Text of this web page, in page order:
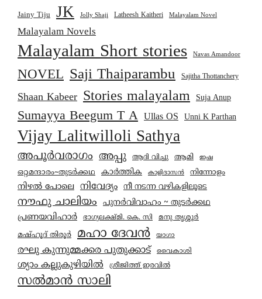
Jainy Tiju JK Jolly Shaji Latheesh Kaitheri Malayalam Novel
Malayalam Novels
Malayalam Short stories Navas Amandoor
NOVEL Saji Thaiparambu Sajitha Thottanchery
Shaan Kabeer Stories malayalam Suja Anup
Sumayya Beegum T A Ullas OS Unni K Parthan
Vijay Lalitwilloli Sathya
അപൂർവരാഗം അപ്പു ആദി വിച്ചു ആമി ഇഷ
ഒറ്റമന്ദാരം~തുടർക്കഥ കാര്‍ത്തിക കാളിദാസൻ നിന്നോളം
നിഴൽ പോലെ നിവേദ്യം നീ നടന്ന വഴികളിലൂടെ
നൗഫു ചാലിയം പുനർവിവാഹം ~ തുടർക്കഥ
പ്രണയവിഹാർ ഭാഗ്യലക്ഷ്മി. കെ. സി
മനു തൃശ്ശൂർ
മഷ്ഹൂദ് തിരൂർ
മഹാ ദേവൻ യാഗാ
രഘു കുന്നുമ്മക്കര പുതുക്കാട് വൈകാശി
ശ്യാം കല്ലുകുഴിയിൽ ശ്രീജിത്ത് ഇരവിൽ
സൽമാൻ സാലി